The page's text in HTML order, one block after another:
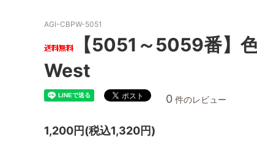
AGI-CBPW-5051
【5051～5059番】
West
0 件のレビュー
1,200円(税込1,320円)